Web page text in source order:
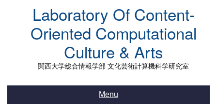
Laboratory Of Content-
Oriented Computational
Culture & Arts
関西大学総合情報学部 文化芸術計算機科学研究室
Menu